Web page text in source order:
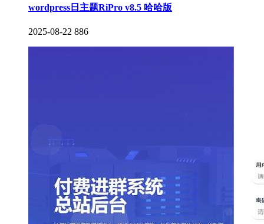
wordpress日主题RiPro v8.5 哈哈版
2025-08-22 886